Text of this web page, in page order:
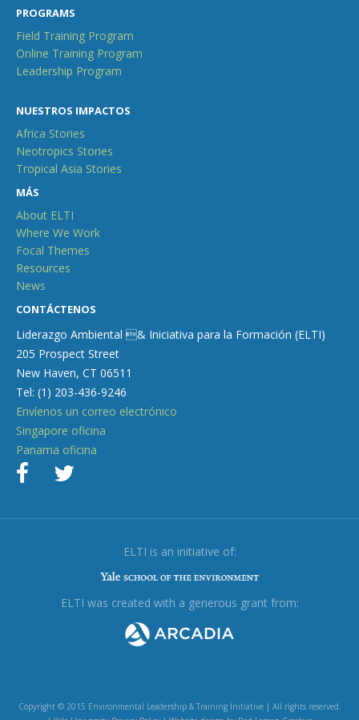
PROGRAMS
Field Training Program
Online Training Program
Leadership Program
NUESTROS IMPACTOS
Africa Stories
Neotropics Stories
Tropical Asia Stories
MÁS
About ELTI
Where We Work
Focal Themes
Resources
News
CONTÁCTENOS
Liderazgo Ambiental & Iniciativa para la Formación (ELTI)
205 Prospect Street
New Haven, CT 06511
Tel: (1) 203-436-9246
Envíenos un correo electrónico
Singapore oficina
Panama oficina
ELTI is an initiative of:
ELTI was created with a generous grant from:
Copyright © 2015 Environmental Leadership & Training Initiative | All rights reserved.